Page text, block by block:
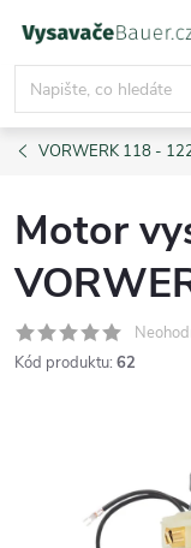
obsah
VORWERK 118 -
Motor
Kód produktu: 62